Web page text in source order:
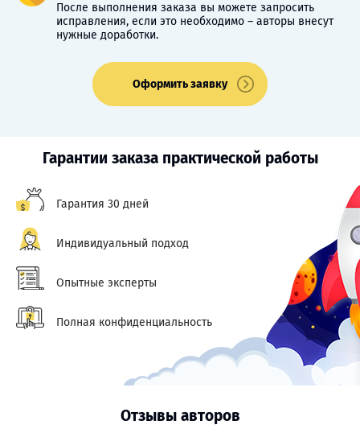
После выполнения заказа вы можете запросить
исправления, если это необходимо – авторы внесут
нужные доработки.
Оформить заявку
Гарантии заказа практической работы
Гарантия 30 дней
Индивидуальный подход
Опытные эксперты
Полная конфиденциальность
Отзывы авторов